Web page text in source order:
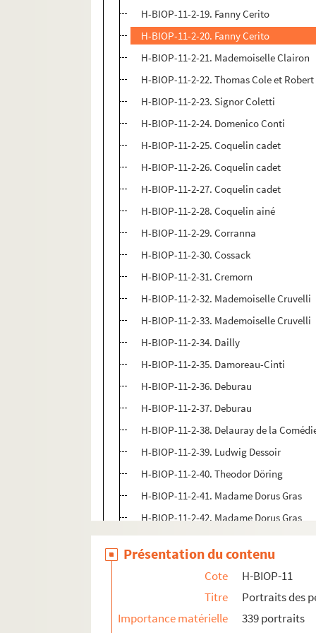
H-BIOP-11-2-19. Fanny Cerito
H-BIOP-11-2-20. Fanny Cerito
H-BIOP-11-2-21. Mademoiselle Clairon
H-BIOP-11-2-22. Thomas Cole et
H-BIOP-11-2-23. Signor Coletti
H-BIOP-11-2-24. Domenico Conti
H-BIOP-11-2-25. Coquelin cadet
H-BIOP-11-2-26. Coquelin cadet
H-BIOP-11-2-27. Coquelin cadet
H-BIOP-11-2-28. Coquelin ainé
H-BIOP-11-2-29. Corranna
H-BIOP-11-2-30. Cossack
H-BIOP-11-2-31. Cremorn
H-BIOP-11-2-32. Mademoiselle Cruvelli
H-BIOP-11-2-33. Mademoiselle Cruvelli
H-BIOP-11-2-34. Dailly
H-BIOP-11-2-35. Damoreau-Cinti
H-BIOP-11-2-36. Deburau
H-BIOP-11-2-37. Deburau
H-BIOP-11-2-38. Delauray de la
H-BIOP-11-2-39. Ludwig Dessoir
H-BIOP-11-2-40. Theodor Döring
H-BIOP-11-2-41. Madame Dorus Gras
H-BIOP-11-2-42. Madame Dorus Gras
H-BIOP-11-2-43. A. Duchesne
H-BIOP-11-2-44. Mademoiselle
H-BIOP-11-2-45. Mademoiselle A.
H-BIOP-11-2-46. Caroline Duprez
H-BIOP-11-2-47. Duprez
Présentation du contenu
Cote
H-BIOP-11
Titre
Portraits des
Importance matérielle
339 portraits